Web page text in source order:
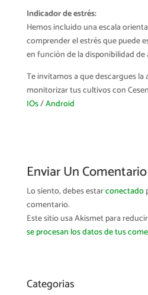
Indicador de estrés:
Hemos incluido una escala
comprender el estrés que puede
en función de la disponibilidad de
Te invitamos a que descargues la
monitorizar tus cultivos con
IOs/Android
Enviar Un Comentario
Lo siento, debes estarconectado
comentario.
Este sitio usa Akismet para
se procesan los datos de tus
Categorias